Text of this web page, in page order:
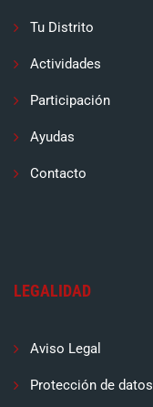
Tu Distrito
Actividades
Participación
Ayudas
Contacto
LEGALIDAD
Aviso Legal
Protección de datos